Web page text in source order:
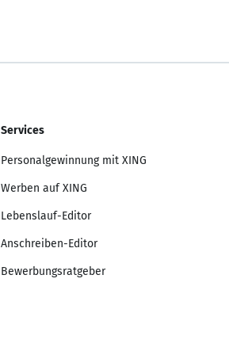
Services
Personalgewinnung mit XING
Werben auf XING
Lebenslauf-Editor
Anschreiben-Editor
Bewerbungsratgeber